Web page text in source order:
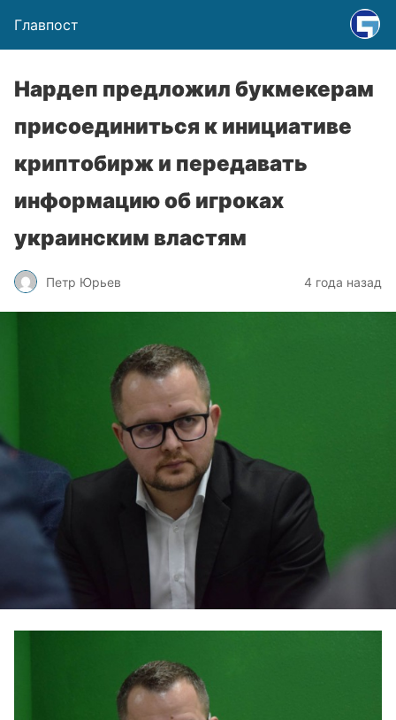
Главпост
Нардеп предложил букмекерам
присоединиться к инициативе
криптобирж и передавать
информацию об игроках
украинским властям
Петр Юрьев 4 года назад